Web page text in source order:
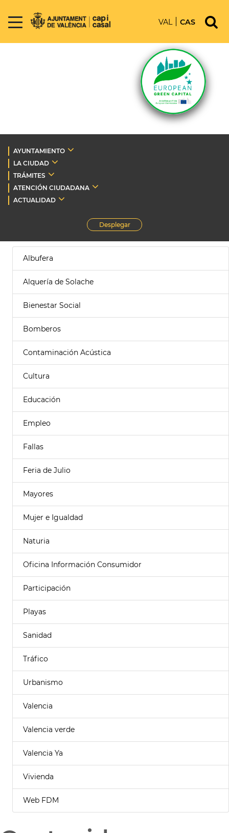
VAL CAS
AYUNTAMIENTO
LA CIUDAD
TRÁMITES
ATENCIÓN CIUDADANA
ACTUALIDAD
Desplegar
Albufera
Alquería de Solache
Bienestar Social
Bomberos
Contaminación Acústica
Cultura
Educación
Empleo
Fallas
Feria de Julio
Mayores
Mujer e Igualdad
Naturia
Oficina Información Consumidor
Participación
Playas
Sanidad
Tráfico
Urbanismo
Valencia
Valencia verde
Valencia Ya
Vivienda
Web FDM